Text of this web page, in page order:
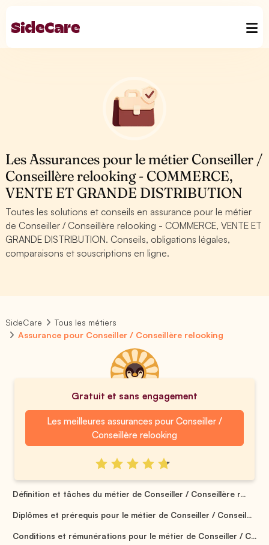
Les Assurances pour le métier Conseiller /
Conseillère relooking - COMMERCE,
VENTE ET GRANDE DISTRIBUTION
Toutes les solutions et conseils en assurance pour le métier
de Conseiller / Conseillère relooking - COMMERCE, VENTE ET
GRANDE DISTRIBUTION. Conseils, obligations légales,
comparaisons et souscriptions en ligne.
SideCare
Tous les métiers
Assurance pour Conseiller / Conseillère relooking
Gratuit et sans engagement
Les meilleures assurances pour Conseiller /
Conseillère relooking
Définition et tâches du métier de Conseiller / Conseillère r...
Diplômes et prérequis pour le métier de Conseiller / Conseil...
Conditions et rémunérations pour le métier de Conseiller / C...